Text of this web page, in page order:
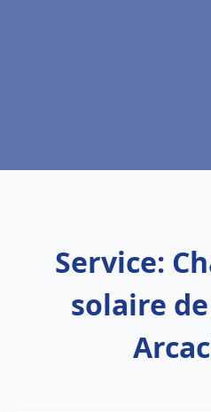
Service:
solaire